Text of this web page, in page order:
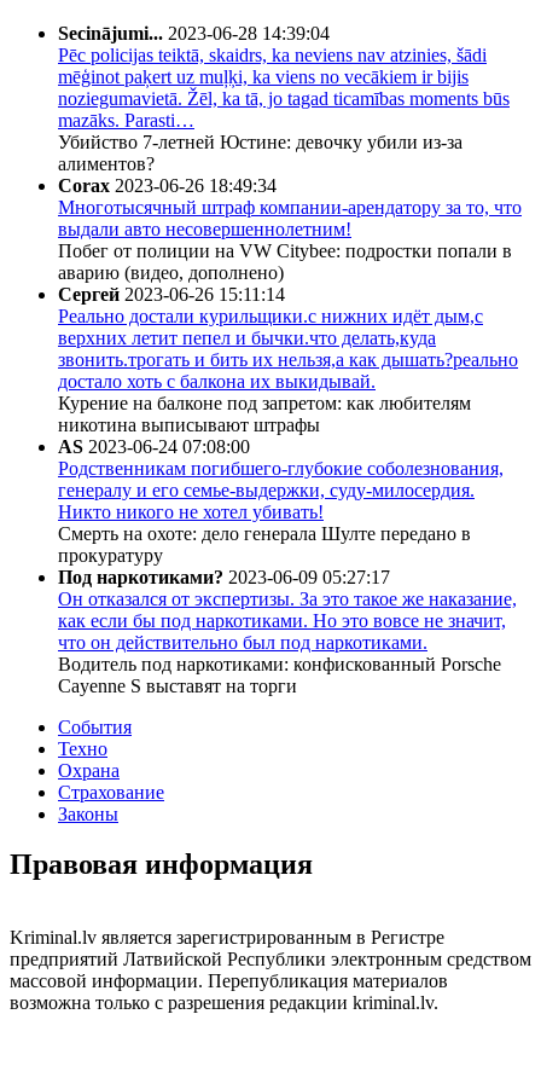
Secinājumi... 2023-06-28 14:39:04
Pēc policijas teiktā, skaidrs, ka neviens nav atzinies, šādi
mēģinot paķert uz muļķi, ka viens no vecākiem ir bijis
noziegumavietā. Žēl, ka tā, jo tagad ticamības moments būs
mazāks. Parasti…
Убийство 7-летней Юстине: девочку убили из-за
алиментов?
Corax 2023-06-26 18:49:34
Многотысячный штраф компании-арендатору за то, что
выдали авто несовершеннолетним!
Побег от полиции на VW Citybee: подростки попали в
аварию (видео, дополнено)
Сергей 2023-06-26 15:11:14
Реально достали курильщики.с нижних идёт дым,с
верхних летит пепел и бычки.что делать,куда
звонить.трогать и бить их нельзя,а как дышать?реально
достало хоть с балкона их выкидывай.
Курение на балконе под запретом: как любителям
никотина выписывают штрафы
AS 2023-06-24 07:08:00
Родственникам погибшего-глубокие соболезнования,
генералу и его семье-выдержки, суду-милосердия.
Никто никого не хотел убивать!
Смерть на охоте: дело генерала Шулте передано в
прокуратуру
Под наркотиками? 2023-06-09 05:27:17
Он отказался от экспертизы. За это такое же наказание,
как если бы под наркотиками. Но это вовсе не значит,
что он действительно был под наркотиками.
Водитель под наркотиками: конфискованный Porsche
Cayenne S выставят на торги
События
Техно
Охрана
Страхование
Законы
Правовая информация
Kriminal.lv является зарегистрированным в Регистре
предприятий Латвийской Республики электронным средством
массовой информации. Перепубликация материалов
возможна только с разрешения редакции kriminal.lv.